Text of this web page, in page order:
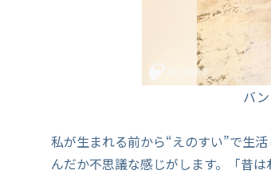
バ
私が生まれる前から“えのすい”で生
んだか不思議な感じがします。「昔